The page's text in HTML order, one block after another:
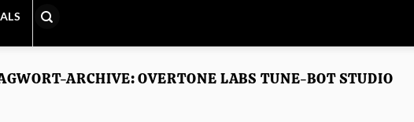
ARCHIVE:OVERTONE LABS TUNE-BOT STUDIO